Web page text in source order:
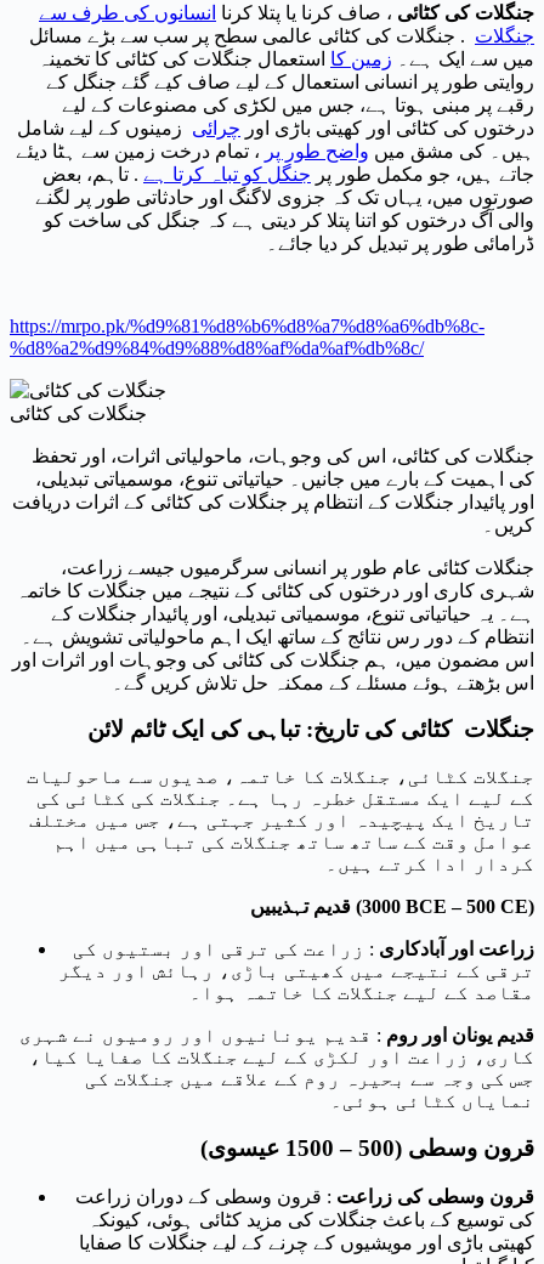
جنگلات کی کٹائی ، صاف کرنا یا پتلا کرنا انسانوں کی طرف سے
جنگلات . جنگلات کی کٹائی عالمی سطح پر سب سے بڑے مسائل
میں سے ایک ہے۔ زمین کا استعمال جنگلات کی کٹائی کا تخمینہ
روایتی طور پر انسانی استعمال کے لیے صاف کیے گئے جنگل کے
رقبے پر مبنی ہوتا ہے، جس میں لکڑی کی مصنوعات کے لیے
درختوں کی کٹائی اور کھیتی باڑی اور چرائی زمینوں کے لیے شامل
ہیں۔ کی مشق میں واضح طور پر ، تمام درخت زمین سے ہٹا دیئے
جاتے ہیں، جو مکمل طور پر جنگل کو تباہ کرتا ہے . تاہم، بعض
صورتوں میں، یہاں تک کہ جزوی لاگنگ اور حادثاتی طور پر لگنے
والی آگ درختوں کو اتنا پتلا کر دیتی ہے کہ جنگل کی ساخت کو
ڈرامائی طور پر تبدیل کر دیا جائے۔
https://mrpo.pk/%d9%81%d8%b6%d8%a7%d8%a6%db%8c-
%d8%a2%d9%84%d9%88%d8%af%da%af%db%8c/
جنگلات کی کٹائی
جنگلات کی کٹائی، اس کی وجوہات، ماحولیاتی اثرات، اور تحفظ
کی اہمیت کے بارے میں جانیں۔ حیاتیاتی تنوع، موسمیاتی تبدیلی،
اور پائیدار جنگلات کے انتظام پر جنگلات کی کٹائی کے اثرات دریافت
کریں۔
جنگلات کٹائی عام طور پر انسانی سرگرمیوں جیسے زراعت،
شہری کاری اور درختوں کی کٹائی کے نتیجے میں جنگلات کا خاتمہ
ہے۔ یہ حیاتیاتی تنوع، موسمیاتی تبدیلی، اور پائیدار جنگلات کے
انتظام کے دور رس نتائج کے ساتھ ایک اہم ماحولیاتی تشویش ہے۔
اس مضمون میں، ہم جنگلات کی کٹائی کی وجوہات اور اثرات اور
اس بڑھتے ہوئے مسئلے کے ممکنہ حل تلاش کریں گے۔
جنگلات کٹائی کی تاریخ: تباہی کی ایک ٹائم لائن
جنگلات کٹائی، جنگلات کا خاتمہ، صدیوں سے ماحولیات
کے لیے ایک مستقل خطرہ رہا ہے۔ جنگلات کی کٹائی کی
تاریخ ایک پیچیدہ اور کثیر جہتی ہے، جس میں مختلف
عوامل وقت کے ساتھ ساتھ جنگلات کی تباہی میں اہم
کردار ادا کرتے ہیں۔
قدیم تہذیبیں (3000 BCE – 500 CE)
زراعت اور آبادکاری : زراعت کی ترقی اور بستیوں کی
ترقی کے نتیجے میں کھیتی باڑی، رہائش اور دیگر
مقاصد کے لیے جنگلات کا خاتمہ ہوا۔
قدیم یونان اور روم : قدیم یونانیوں اور رومیوں نے شہری
کاری، زراعت اور لکڑی کے لیے جنگلات کا صفایا کیا،
جس کی وجہ سے بحیرہ روم کے علاقے میں جنگلات کی
نمایاں کٹائی ہوئی۔
قرون وسطی (500 – 1500 عیسوی)
قرون وسطی کی زراعت : قرون وسطی کے دوران زراعت
کی توسیع کے باعث جنگلات کی مزید کٹائی ہوئی، کیونکہ
کھیتی باڑی اور مویشیوں کے چرنے کے لیے جنگلات کا صفایا